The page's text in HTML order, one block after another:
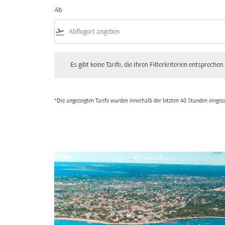
Ab
flight_takeoff
Es gibt keine Tarife, die Ihren Filterkriterien
*Die angezeigten Tarife wurden innerhalb der letzten 48 Stunden